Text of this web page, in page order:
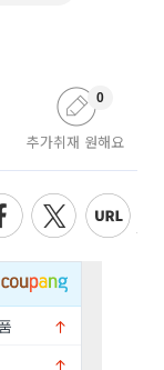
추가취재 원해요
0